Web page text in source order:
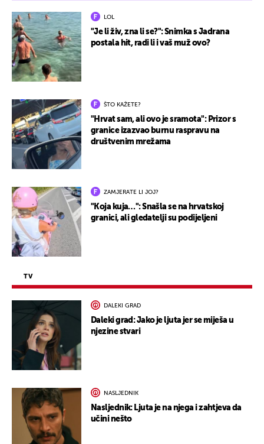
LOL
"Je li živ, zna li se?": Snimka s Jadrana
postala hit, radi li i vaš muž ovo?
ŠTO KAŽETE?
"Hrvat sam, ali ovo je sramota": Prizor s
granice izazvao burnu raspravu na
društvenim mrežama
ZAMJERATE LI JOJ?
"Koja kuja…": Snašla se na hrvatskoj
granici, ali gledatelji su podijeljeni
TV
DALEKI GRAD
Daleki grad: Jako je ljuta jer se miješa u
njezine stvari
NASLJEDNIK
Nasljednik: Ljuta je na njega i zahtjeva da
učini nešto